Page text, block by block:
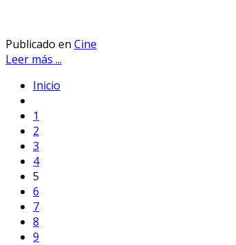
Publicado en Cine
Leer más ...
Inicio
1
2
3
4
5
6
7
8
9